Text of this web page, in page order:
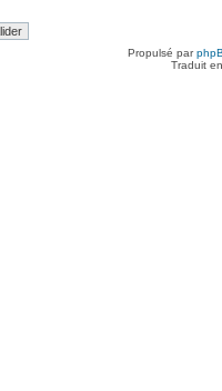
Propulsé par
Traduit